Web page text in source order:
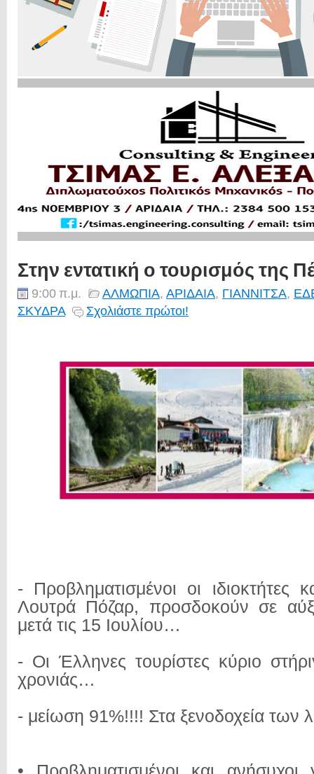
Στην εντατική ο τουρισμός της
9:00 π.μ. ΑΛΜΩΠΙΑ, ΑΡΙΔΑΙΑ, ΓΙΑΝΝΙΤΣΑ,
ΣΚΥΔΡΑ
Σχολιάστε πρώτοι!
- Προβληματισμένοι οι ιδιοκτήτες
Λουτρά Πόζαρ, προσδοκούν σε
μετά τις 15 Ιουλίου…
- Οι Έλληνες τουρίστες κύριο
χρονιάς…
- μείωση 91%!!!! Στα ξενοδοχεία των